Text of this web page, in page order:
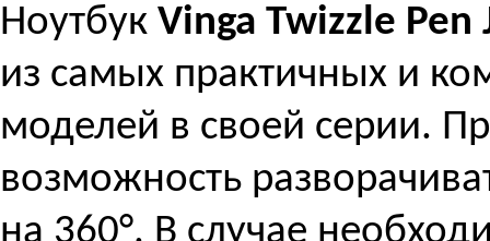
Ноутбук Vinga Twizzle Pen
из самых практичных и
моделей в своей серии.
возможность
на 360°. В случае